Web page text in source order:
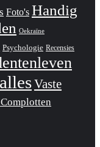
Foto's Handig
Oekraïne
Psychologie Recensies
Vaste